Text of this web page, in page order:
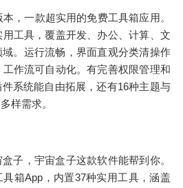
，一款超实用的免费工具箱应用。
工具，覆盖开发、办公、计算、文
。运行流畅，界面直观分类清操作
作流可自动化。有完善权限管理和
系统能自由拓展，还有16种主题与
样需求。
子，宇宙盒子这款软件能帮到你。
箱App，内置37种实用工具，涵盖